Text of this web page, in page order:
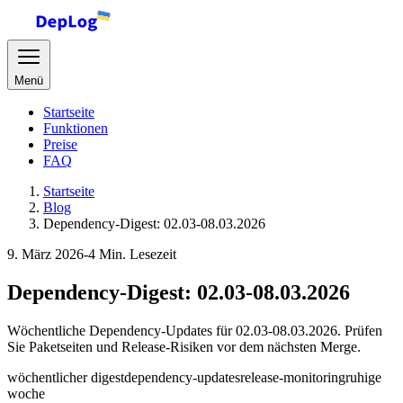
Menü
Startseite
Funktionen
Preise
FAQ
Startseite
Blog
Dependency-Digest: 02.03-08.03.2026
9. März 2026-4 Min. Lesezeit
Dependency-Digest: 02.03-08.03.2026
Wöchentliche Dependency-Updates für 02.03-08.03.2026. Prüfen
Sie Paketseiten und Release-Risiken vor dem nächsten Merge.
wöchentlicher digestdependency-updatesrelease-monitoringruhige
woche